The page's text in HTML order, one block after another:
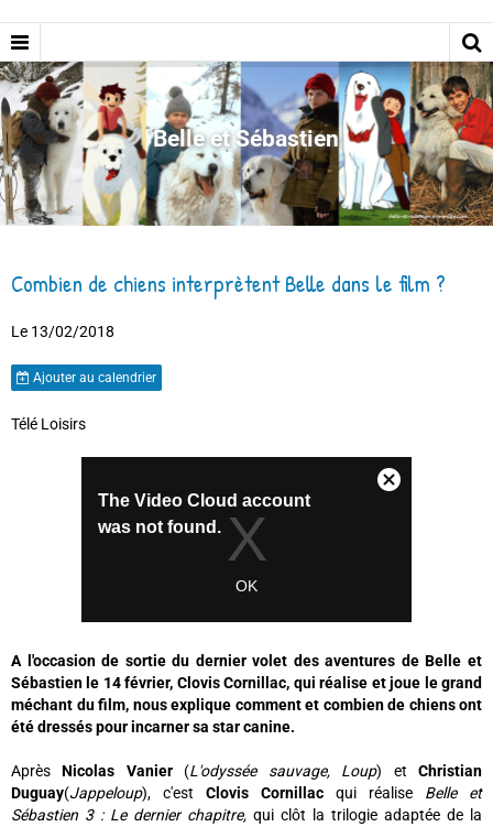
Belle et Sébastien
Combien de chiens interprètent Belle dans le film ?
Le 13/02/2018
Ajouter au calendrier
Télé Loisirs
A l'occasion de sortie du dernier volet des aventures de Belle et
Sébastien le 14 février, Clovis Cornillac, qui réalise et joue le grand
méchant du film, nous explique comment et combien de chiens ont
été dressés pour incarner sa star canine.
AprèsNicolas Vanier(L'odyssée sauvage, Loup) etChristian
Duguay(Jappeloup), c'est Clovis Cornillac qui réalise Belle et
Sébastien 3 : Le dernier chapitre, qui clôt la trilogie adaptée de la